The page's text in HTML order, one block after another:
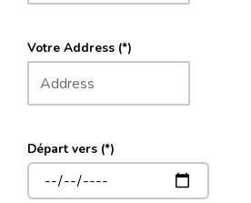
Votre Address (*)
Départ vers (*)